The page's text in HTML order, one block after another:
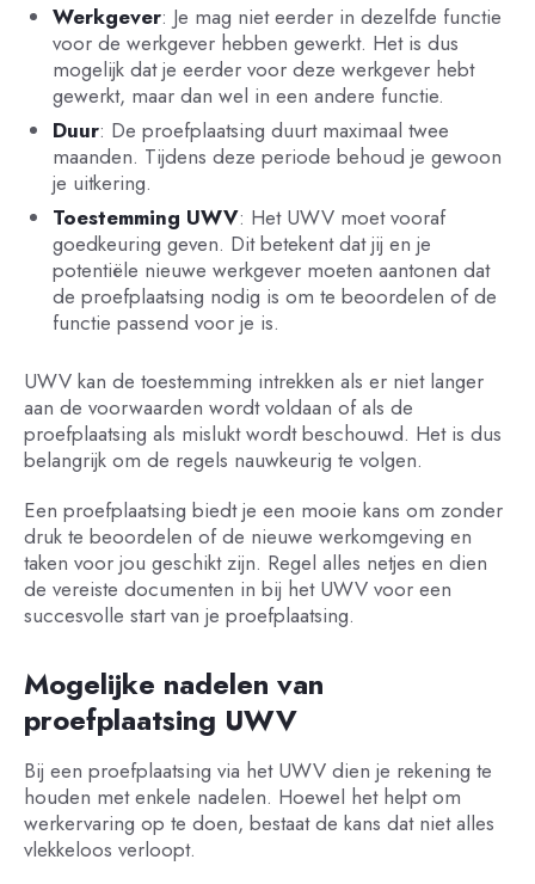
Werkgever: Je mag niet eerder in dezelfde functie
voor de werkgever hebben gewerkt. Het is dus
mogelijk dat je eerder voor deze werkgever hebt
gewerkt, maar dan wel in een andere functie.
Duur: De proefplaatsing duurt maximaal twee
maanden. Tijdens deze periode behoud je gewoon
je uitkering.
Toestemming UWV: Het UWV moet vooraf
goedkeuring geven. Dit betekent dat jij en je
potentiële nieuwe werkgever moeten aantonen dat
de proefplaatsing nodig is om te beoordelen of de
functie passend voor je is.
UWV kan de toestemming intrekken als er niet langer
aan de voorwaarden wordt voldaan of als de
proefplaatsing als mislukt wordt beschouwd. Het is dus
belangrijk om de regels nauwkeurig te volgen.
Een proefplaatsing biedt je een mooie kans om zonder
druk te beoordelen of de nieuwe werkomgeving en
taken voor jou geschikt zijn. Regel alles netjes en dien
de vereiste documenten in bij het UWV voor een
succesvolle start van je proefplaatsing.
Mogelijke nadelen van
proefplaatsing UWV
Bij een proefplaatsing via het UWV dien je rekening te
houden met enkele nadelen. Hoewel het helpt om
werkervaring op te doen, bestaat de kans dat niet alles
vlekkeloos verloopt.